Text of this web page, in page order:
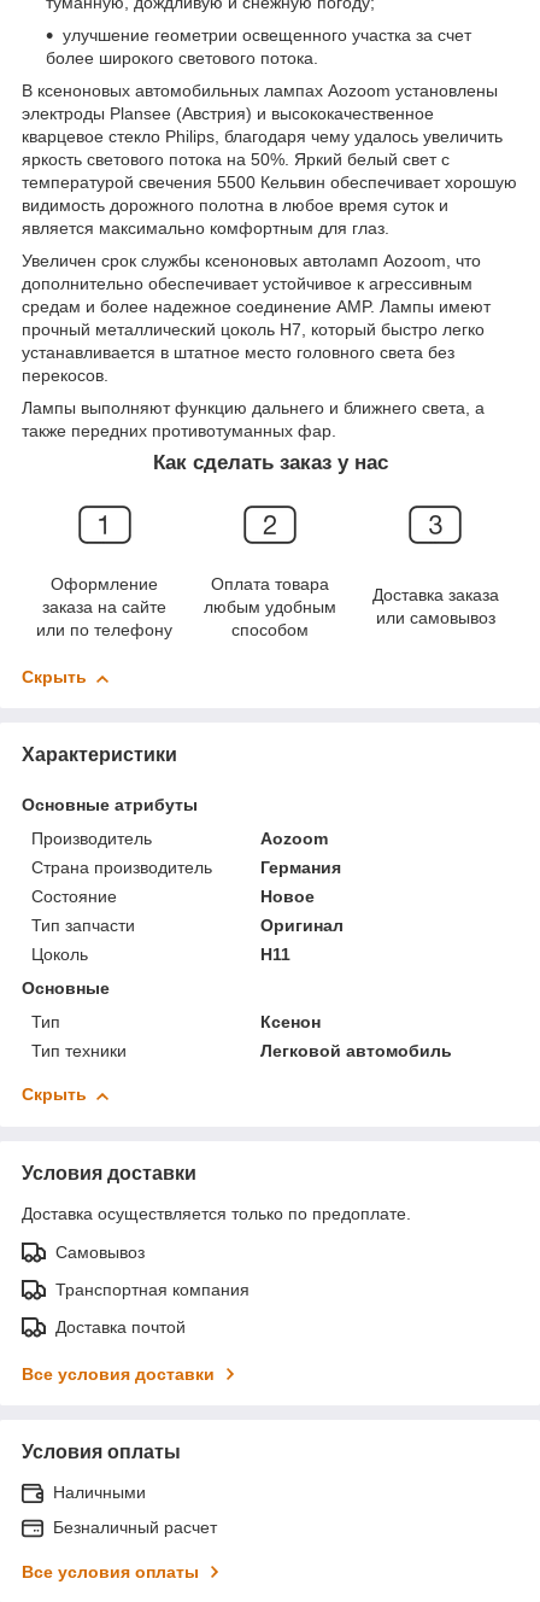
улучшение геометрии освещенного участка за счет
более широкого светового потока.
В ксеноновых автомобильных лампах Aozoom установлены
электроды Plansee (Австрия) и высококачественное
кварцевое стекло Philips, благодаря чему удалось увеличить
яркость светового потока на 50%. Яркий белый свет с
температурой свечения 5500 Кельвин обеспечивает хорошую
видимость дорожного полотна в любое время суток и
является максимально комфортным для глаз.
Увеличен срок службы ксеноновых автоламп Aozoom, что
дополнительно обеспечивает устойчивое к агрессивным
средам и более надежное соединение AMP. Лампы имеют
прочный металлический цоколь Н7, который быстро легко
устанавливается в штатное место головного света без
перекосов.
Лампы выполняют функцию дальнего и ближнего света, а
также передних противотуманных фар.
Как сделать заказ у нас
Оформление
заказа на сайте
или по телефону
Оплата товара
любым удобным
способом
Доставка заказа
или самовывоз
Скрыть
Характеристики
Основные атрибуты
Производитель
Aozoom
Страна производитель
Германия
Состояние
Новое
Тип запчасти
Оригинал
Цоколь
H11
Основные
Тип
Ксенон
Тип техники
Легковой автомобиль
Скрыть
Условия доставки
Доставка осуществляется только по предоплате.
Самовывоз
Транспортная компания
Доставка почтой
Все условия доставки
Условия оплаты
Наличными
Безналичный расчет
Все условия оплаты